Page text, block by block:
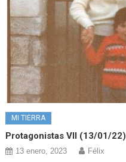
MI TIERRA
Protagonistas VII (13/01/22)
13 enero, 2023 Félix